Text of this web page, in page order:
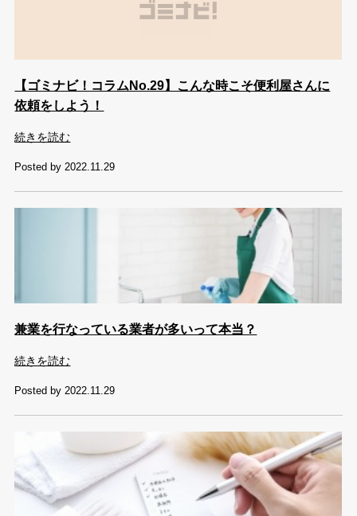
【ゴミナビ！コラムNo.29】こんな時こそ便利屋さんに
依頼をしよう！
続きを読む
Posted by 2022.11.29
兼業を行なっている業者が多いって本当？
続きを読む
Posted by 2022.11.29